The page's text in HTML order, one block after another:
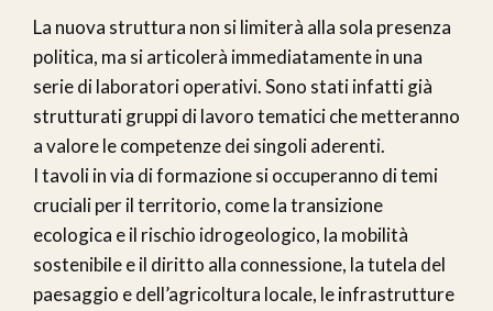
La nuova struttura non si limiterà alla sola presenza
politica, ma si articolerà immediatamente in una
serie di laboratori operativi. Sono stati infatti già
strutturati gruppi di lavoro tematici che metteranno
a valore le competenze dei singoli aderenti.
I tavoli in via di formazione si occuperanno di temi
cruciali per il territorio, come la transizione
ecologica e il rischio idrogeologico, la mobilità
sostenibile e il diritto alla connessione, la tutela del
paesaggio e dell’agricoltura locale, le infrastrutture